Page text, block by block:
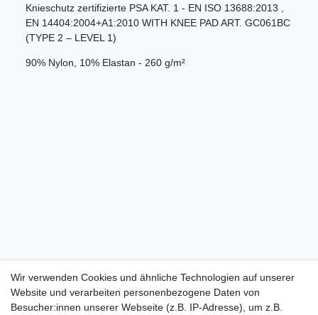
Knieschutz zertifizierte PSA KAT. 1 - EN ISO 13688:2013 ,
EN 14404:2004+A1:2010 WITH KNEE PAD ART. GC061BC
(TYPE 2 – LEVEL 1)
90% Nylon, 10% Elastan - 260 g/m²
Wir verwenden Cookies und ähnliche Technologien auf unserer
Website und verarbeiten personenbezogene Daten von
Besucher:innen unserer Webseite (z.B. IP-Adresse), um z.B.